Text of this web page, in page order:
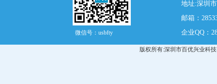
微信号：usbfty
地址:深圳
邮箱：
企业QQ：
版权所有:深圳市百优兴业